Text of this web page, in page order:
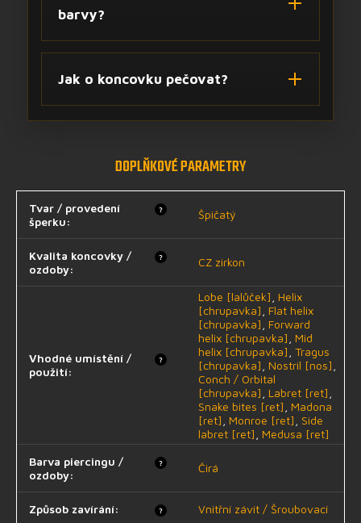
barvy?
Jak o koncovku pečovat?
DOPLŇKOVÉ PARAMETRY
?
Tvar / provedení
šperku:
Špičatý
?
Kvalita koncovky /
ozdoby:
CZ zirkon
?
Vhodné umístění /
použití:
Lobe [lalůček]
Helix
[chrupavka]
Flat helix
[chrupavka]
Forward
helix [chrupavka]
Mid
helix [chrupavka] Tragus
[chrupavka]
Nostril [nos]
Conch / Orbital
[chrupavka]
Labret [ret]
Snake bites [ret]
Madona
[ret]
Monroe [ret]
Side
labret [ret]
Medusa [ret]
?
Barva piercingu /
ozdoby:
Čirá
?
Způsob zavírání: Vnitřní závit / Šroubovací